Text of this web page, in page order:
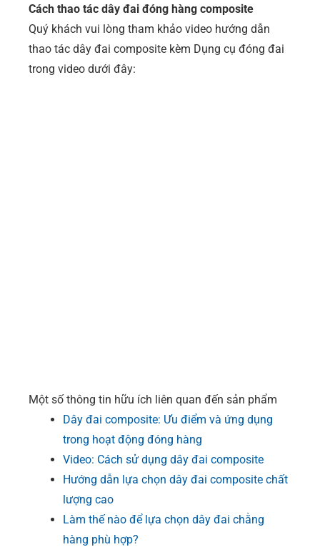
Cách thao tác dây đai đóng hàng composite
Quý khách vui lòng tham khảo video hướng dẫn
thao tác dây đai composite kèm Dụng cụ đóng đai
trong video dưới đây:
Một số thông tin hữu ích liên quan đến sản phẩm
Dây đai composite: Ưu điểm và ứng dụng
trong hoạt động đóng hàng
Video: Cách sử dụng dây đai composite
Hướng dẫn lựa chọn dây đai composite chất
lượng cao
Làm thế nào để lựa chọn dây đai chằng
hàng phù hợp?